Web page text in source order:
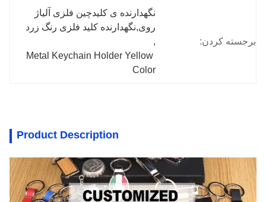
برجسته کردن:
نگهدارنده ی کلیدچین فلزی آلیاژ
روی,نگهدارنده کلید فلزی رنگ زرد
,
Metal Keychain Holder Yellow
Color
Product Description